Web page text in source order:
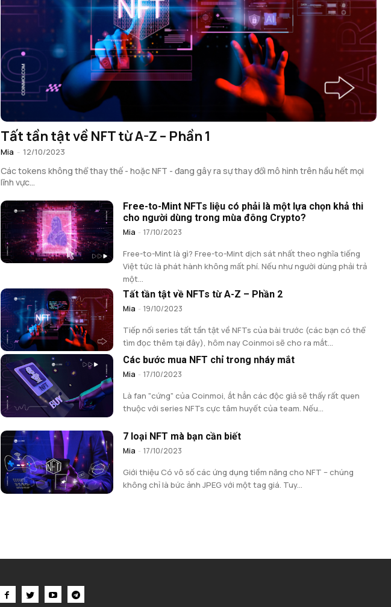
Tất tần tật về NFT từ A-Z – Phần 1
Mia - 12/10/2023
Các tokens không thể thay thế - hoặc NFT - đang gây ra sự thay đổi mô hình trên hầu hết mọi
lĩnh vực...
Free-to-Mint NFTs liệu có phải là một lựa chọn khả thi
cho người dùng trong mùa đông Crypto?
Mia - 17/10/2023
Free-to-Mint là gì? Free-to-Mint dịch sát nhất theo nghĩa tiếng
Việt tức là phát hành không mất phí. Nếu như người dùng phải trả
một...
Tất tần tật về NFTs từ A-Z – Phần 2
Mia - 19/10/2023
Tiếp nối series tất tần tật về NFTs của bài trước (các bạn có thể
tìm đọc thêm tại đây), hôm nay Coinmoi sẽ cho ra mắt...
Các bước mua NFT chỉ trong nháy mắt
Mia - 17/10/2023
Là fan "cứng" của Coinmoi, ắt hẳn các độc giả sẽ thấy rất quen
thuộc với series NFTs cực tâm huyết của team. Nếu...
7 loại NFT mà bạn cần biết
Mia - 17/10/2023
Giới thiệu Có vô số các ứng dụng tiềm năng cho NFT – chúng
không chỉ là bức ảnh JPEG với một tag giá. Tuy...